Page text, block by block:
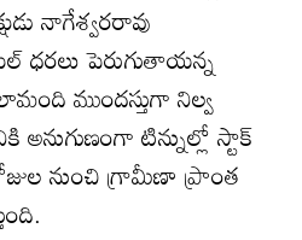
నాగేశ్వరరావు
ధరలు పెరుగుతాయన్న
ముందస్తుగా నిల్వ
అనుగుణంగా టిన్నుల్లో స్టాక్‌
నుంచి గ్రామీణా ప్రాంత